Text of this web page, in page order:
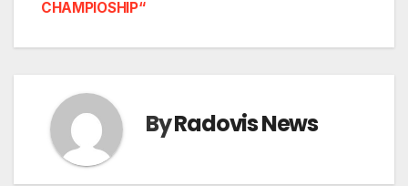
CHAMPIOSHIP“
ByRadovis News